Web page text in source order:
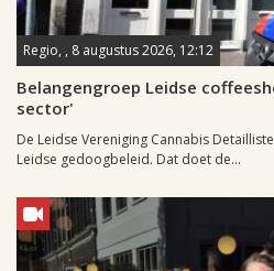
Regio, , 8 augustus 2026, 12:12
Belangengroep Leidse
sector'
De Leidse Vereniging Cannabis
Leidse gedoogbeleid. Dat doet de...